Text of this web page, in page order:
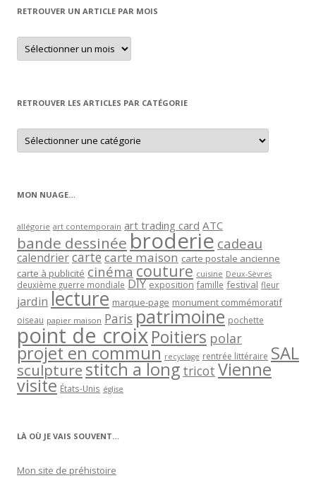
RETROUVER UN ARTICLE PAR MOIS
Retrouver
un
article
RETROUVER LES ARTICLES PAR CATÉGORIE
Retrouver
les
articles
MON NUAGE…
allégorie art contemporain art trading card ATC
bande dessinée broderie cadeau
calendriercartecarte maison carte postale ancienne
carte à publicité cinéma couture cuisine Deux-Sèvres
deuxième guerre mondiale DIY exposition famille festival fleur
jardin lecture marque-page monument commémoratif
oiseau papier maison Paris patrimoine pochette
point de croixPoitiers polar
projet en commun recyclage rentrée littéraire SAL
sculpturestitch a long tricot Vienne
visite États-Unis église
LÀ OÙ JE VAIS SOUVENT…
Mon site de préhistoire